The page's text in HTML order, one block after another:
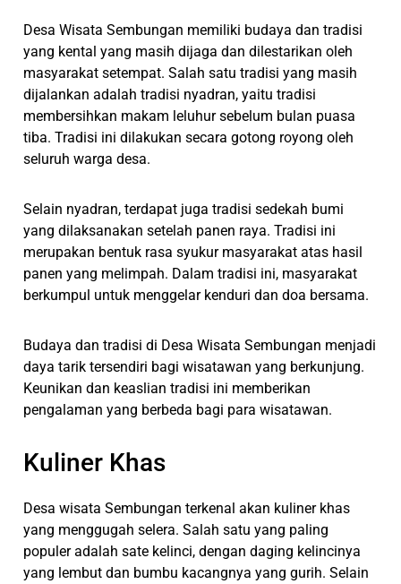
Desa Wisata Sembungan memiliki budaya dan tradisi
yang kental yang masih dijaga dan dilestarikan oleh
masyarakat setempat. Salah satu tradisi yang masih
dijalankan adalah tradisi nyadran, yaitu tradisi
membersihkan makam leluhur sebelum bulan puasa
tiba. Tradisi ini dilakukan secara gotong royong oleh
seluruh warga desa.
Selain nyadran, terdapat juga tradisi sedekah bumi
yang dilaksanakan setelah panen raya. Tradisi ini
merupakan bentuk rasa syukur masyarakat atas hasil
panen yang melimpah. Dalam tradisi ini, masyarakat
berkumpul untuk menggelar kenduri dan doa bersama.
Budaya dan tradisi di Desa Wisata Sembungan menjadi
daya tarik tersendiri bagi wisatawan yang berkunjung.
Keunikan dan keaslian tradisi ini memberikan
pengalaman yang berbeda bagi para wisatawan.
Kuliner Khas
Desa wisata Sembungan terkenal akan kuliner khas
yang menggugah selera. Salah satu yang paling
populer adalah sate kelinci, dengan daging kelincinya
yang lembut dan bumbu kacangnya yang gurih. Selain